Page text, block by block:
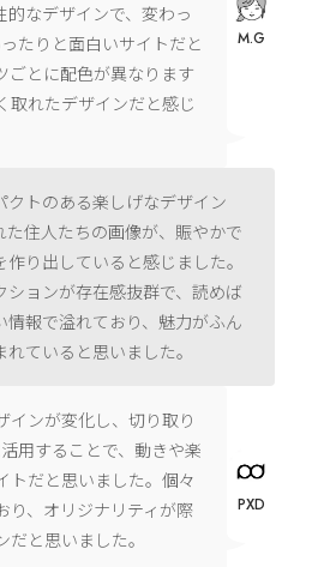
的なデザインで、変わっ
たりと面白いサイトだと
ごとに配色が異なります
取れたデザインだと感じ
M.G
クトのある楽しげなデザイン
た住人たちの画像が、賑やかで
り出していると感じました。
ションが存在感抜群で、読めば
情報で溢れており、魅力がふん
ていると思いました。
インが変化し、切り取り
用することで、動きや楽
トだと思いました。個々
り、オリジナリティが際
と思いました。
PXD